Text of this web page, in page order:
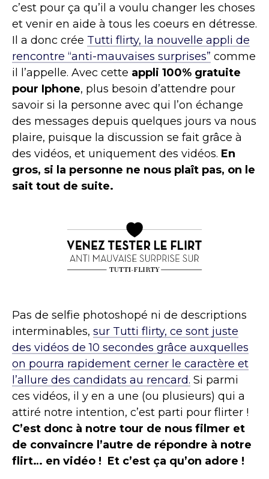
c’est pour ça qu’il a voulu changer les choses
et venir en aide à tous les coeurs en détresse.
Il a donc crée Tutti flirty, la nouvelle appli de
rencontre “anti-mauvaises surprises” comme
il l’appelle. Avec cette appli 100% gratuite
pour Iphone, plus besoin d’attendre pour
savoir si la personne avec qui l’on échange
des messages depuis quelques jours va nous
plaire, puisque la discussion se fait grâce à
des vidéos, et uniquement des vidéos. En
gros, si la personne ne nous plaît pas, on le
sait tout de suite.
Pas de selfie photoshopé ni de descriptions
interminables, sur Tutti flirty, ce sont juste
des vidéos de 10 secondes grâce auxquelles
on pourra rapidement cerner le caractère et
l’allure des candidats au rencard. Si parmi
ces vidéos, il y en a une (ou plusieurs) qui a
attiré notre intention, c’est parti pour flirter !
C’est donc à notre tour de nous filmer et
de convaincre l’autre de répondre à notre
flirt… en vidéo ! Et c’est ça qu’on adore !